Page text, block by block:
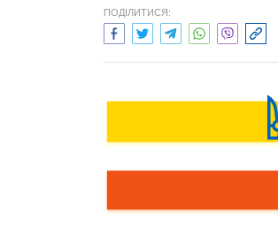
ПОДІЛИТИСЯ: